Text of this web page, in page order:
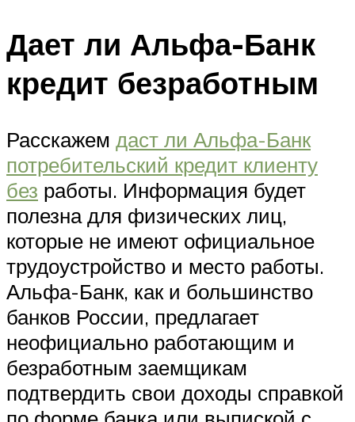
Дает ли Альфа-Банк
кредит безработным
Расскажем даст ли Альфа-Банк
потребительский кредит клиенту
без работы. Информация будет
полезна для физических лиц,
которые не имеют официальное
трудоустройство и место работы.
Альфа-Банк, как и большинство
банков России, предлагает
неофициально работающим и
безработным заемщикам
подтвердить свои доходы справкой